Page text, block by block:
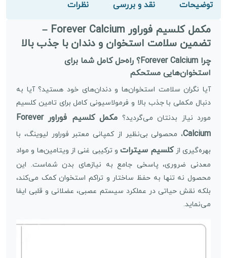
توضیحات نقد و بررسی نظرات
مکمل کلسیم فوراور Forever Calcium –
تضمین سلامت استخوان و دندان با جذب بالا
چرا Forever Calcium؟ راه‌حل کامل شما برای
استخوان‌هایی مستحکم
آیا نگران سلامت استخوان‌ها و دندان‌های خود هستید؟ آیا به
دنبال مکملی با جذب بالا و فرمولاسیونی کامل برای تامین کلسیم
مورد نیاز بدنتان می‌گردید؟
مکمل کلسیم فوراور Forever
Calcium، محصولی بی‌نظیر از کمپانی معتبر فوراور لیوینگ، با
بهره‌گیری از کلسیم سیتراتو ترکیبی غنی از ویتامین‌ها و مواد
معدنی ضروری، پاسخی جامع به نیازهای بدن شماست. این
محصول نه تنها به حفظ ساختار و تراکم استخوان کمک می‌کند،
بلکه نقش حیاتی در عملکرد سیستم عصبی، عضلانی و قلبی ایفا
می‌نماید.